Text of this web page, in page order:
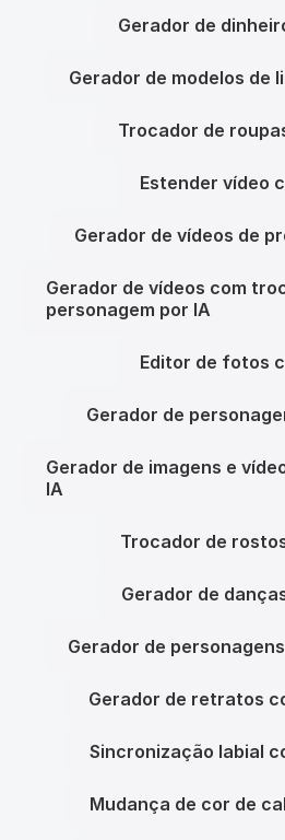
Gerador de
Gerador de modelos de
Trocador de
Estender vídeo
Gerador de vídeos de
Gerador de vídeos com
personagem por IA
Editor de fotos
Gerador de
Gerador de imagens e
IA
Trocador de
Gerador de
Gerador de
Gerador de retratos
Sincronização labial
Mudança de cor de